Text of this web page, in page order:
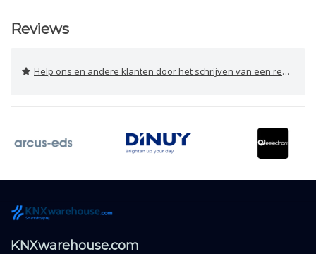
Reviews
Help ons en andere klanten door het schrijven van een review
KNXwarehouse.com